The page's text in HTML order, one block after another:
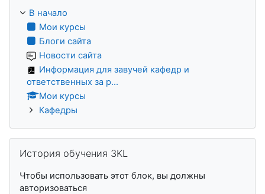
В начало
Мои курсы
Блоги сайта
Новости сайта
Информация для завучей кафедр и
ответственных за р...
Мои курсы
Кафедры
История обучения 3KL
Чтобы использовать этот блок, вы должны
авторизоваться